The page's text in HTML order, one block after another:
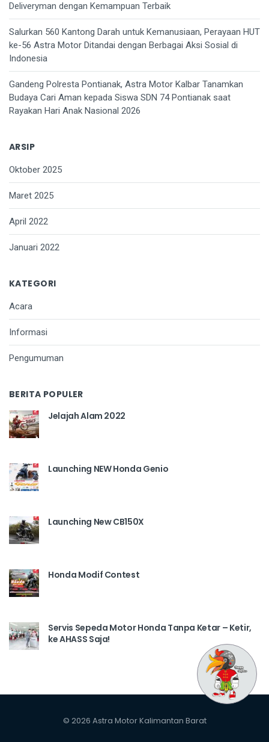
Deliveryman dengan Kemampuan Terbaik
Salurkan 560 Kantong Darah untuk Kemanusiaan, Perayaan HUT
ke-56 Astra Motor Ditandai dengan Berbagai Aksi Sosial di
Indonesia
Gandeng Polresta Pontianak, Astra Motor Kalbar Tanamkan
Budaya Cari Aman kepada Siswa SDN 74 Pontianak saat
Rayakan Hari Anak Nasional 2026
ARSIP
Oktober 2025
Maret 2025
April 2022
Januari 2022
KATEGORI
Acara
Informasi
Pengumuman
BERITA POPULER
Jelajah Alam 2022
Launching NEW Honda Genio
Launching New CB150X
Honda Modif Contest
Servis Sepeda Motor Honda Tanpa Ketar – Ketir,
ke AHASS Saja!
© 2026 Astra Motor Kalimantan Barat